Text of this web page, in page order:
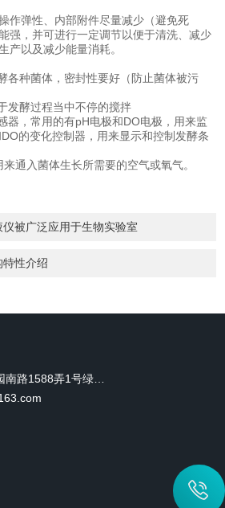
作弹性、内部附件尽量减少（避免死
强，并可进行一定调节以便于清洗、减少
产以及减少能量消耗。
各种菌体，密封性要好（防止菌体被污
发酵过程当中不停的搅拌
器，常用的有pH电极和DO电极，用来监
的变化控制器，用来显示和控制发酵条
通入菌体生长所需要的空气或氧气。
被广泛应用于生物实验室
特性介绍